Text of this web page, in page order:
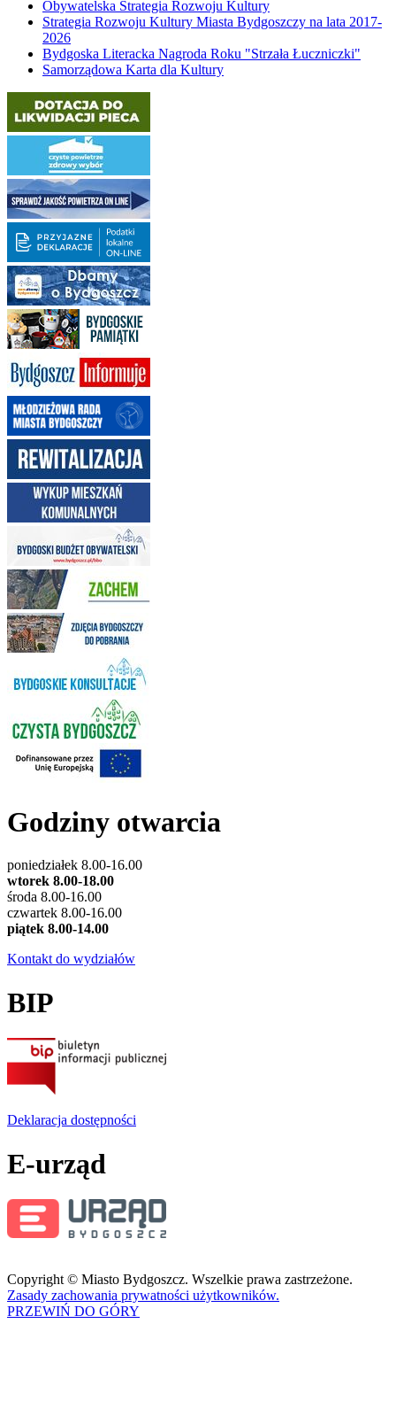
Obywatelska Strategia Rozwoju Kultury
Strategia Rozwoju Kultury Miasta Bydgoszczy na lata 2017-
2026
Bydgoska Literacka Nagroda Roku "Strzała Łuczniczki"
Samorządowa Karta dla Kultury
Godziny otwarcia
poniedziałek 8.00-16.00
wtorek 8.00-18.00
środa 8.00-16.00
czwartek 8.00-16.00
piątek 8.00-14.00
Kontakt do wydziałów
BIP
Deklaracja dostępności
E-urząd
Copyright © Miasto Bydgoszcz. Wszelkie prawa zastrzeżone.
Zasady zachowania prywatności użytkowników.
PRZEWIŃ DO GÓRY